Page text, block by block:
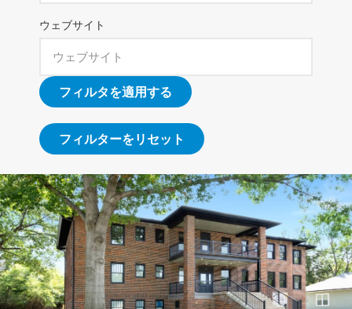
ウェブサイト
フィルタを適用する
フィルターをリセット